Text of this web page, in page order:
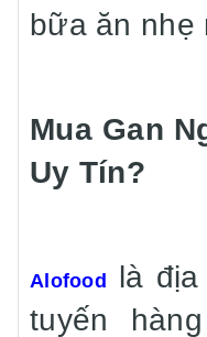
bữa ăn nhẹ
Mua Gan
Uy Tín?
Alofood
là
tuyến